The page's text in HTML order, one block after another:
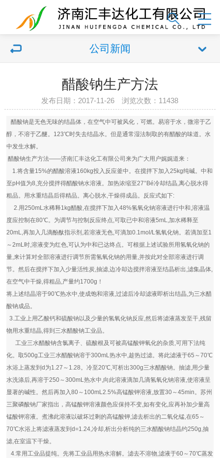
公司新闻
醋酸钠生产方法
发布日期：2017-11-26 浏览次数：11438
醋酸钠是无色无味的结晶体，在空气中可被风化，可燃。易溶于水，微溶于乙
醇，不溶于乙醚。123℃时失去结晶水。但是通常湿法制取的有醋酸的味道。水
中发生水解。
醋酸钠生产方法——济南汇丰达化工有限公司来为广大用户娓娓道来：
1.将含量15%的醋酸溶液160kg投入反应釜中。在搅拌下加入25kg纯碱。中和
至pH值为8,充分搅拌得醋酸钠水溶液。加热浓缩至27°Bé冷却结晶,离心脱水得
粗品。用水重结晶后得精品。离心脱水,干燥得成品。反应式如下:
2.用250mL水稀释1kg醋酸,在搅拌下加入48%氢氧化钠溶液进行中和,溶液温
度应控制在80℃。为调节与控制反应终点,可取已中和溶液5mL,加水稀释至
20mL,再加入几滴酚酞指示剂,若溶液无色,可滴加0.1mol/L氢氧化钠。若滴加至1
～2mL时,溶液变为红色,可认为中和已达终点。可根据上述试验所用氢氧化钠的
量,来计算对全部溶液进行调节所需氢氧化钠的用量,并按此对全部溶液进行调
节。然后在搅拌下加入少量活性炭,抽滤,边冷却边搅拌溶液至结晶析出,滤集晶体,
在空气中干燥,得粗品,产量约1700g！
将上述结晶溶于90℃热水中,使成饱和溶液,过滤后冷却滤液即析出结晶,为三水醋
酸钠成品。
3.工业上用乙酸钙和硫酸钠以及少量的氢氧化钠反应,然后将滤液蒸发至干,残留
物用水重结晶,得到三水醋酸钠工业品。
工业三水醋酸钠含氯离子、硫酸根及可被高锰酸钾氧化的杂质,可用下法纯
化。取500g工业三水醋酸钠溶于300mL热水中,趁热过滤。将此滤液于65～70℃
水浴上蒸发到d为1.27～1.28。冷至20℃,可析出300g三水醋酸钠。抽滤,用少量
水洗涤后,再溶于250～300mL热水中,向此溶液滴加几滴氢氧化钠溶液,使溶液呈
显著的碱性。然后再加入80～100mL2.5%高锰酸钾溶液,放置30～45min。苏州
三聚磷酸钠厂家指出，高锰酸钾溶液颜色应保持不变,如有变化,应再补加少量高
锰酸钾溶液。煮沸此溶液以破坏过剩的高锰酸钾,滤去析出的二氧化锰,在65～
70℃水浴上将滤液蒸发到d=1.24,冷却,析出分析纯的三水醋酸钠结晶约250g,抽
滤,在室温下干燥。
4.常用工业品提纯。先将工业品用热水溶解。滤去不溶物,滤液于60～70℃蒸发